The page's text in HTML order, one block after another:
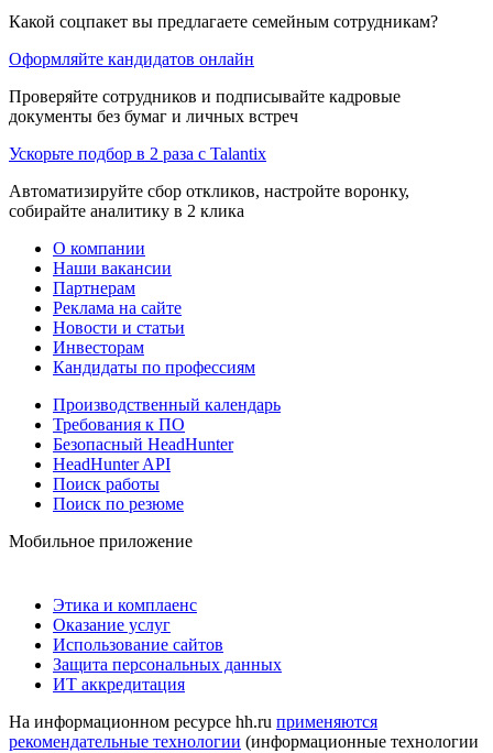
Какой соцпакет вы предлагаете семейным сотрудникам?
Оформляйте кандидатов онлайн
Проверяйте сотрудников и подписывайте кадровые
документы без бумаг и личных встреч
Ускорьте подбор в 2 раза с Talantix
Автоматизируйте сбор откликов, настройте воронку,
собирайте аналитику в 2 клика
О компании
Наши вакансии
Партнерам
Реклама на сайте
Новости и статьи
Инвесторам
Кандидаты по профессиям
Производственный календарь
Требования к ПО
Безопасный HeadHunter
HeadHunter API
Поиск работы
Поиск по резюме
Мобильное приложение
Этика и комплаенс
Оказание услуг
Использование сайтов
Защита персональных данных
ИТ аккредитация
На информационном ресурсе hh.ru применяются
рекомендательные технологии (информационные технологии